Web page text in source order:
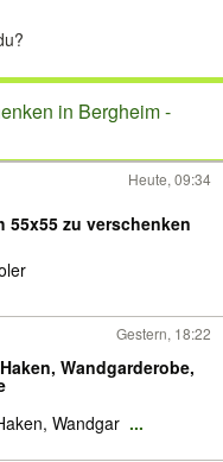
in Bergheim -
Heute, 09:34
55x55 zu verschenken
Gestern, 18:22
Wandgarderobe,
Wandgar ...